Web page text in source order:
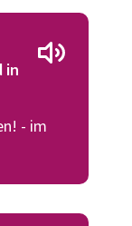
in
- im